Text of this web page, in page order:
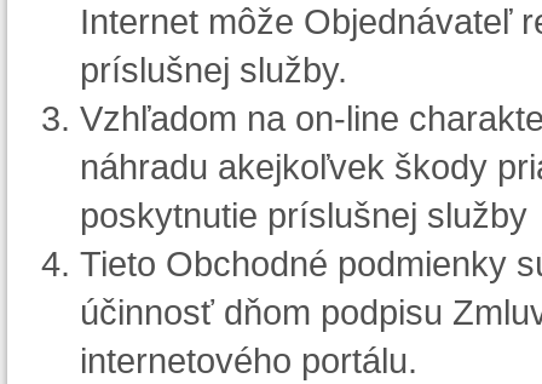
Internet môže Objednávateľ
príslušnej služby.
Vzhľadom na on-line
náhradu akejkoľvek škody
poskytnutie príslušnej služby
Tieto Obchodné podmienky
účinnosť dňom podpisu
internetového portálu.